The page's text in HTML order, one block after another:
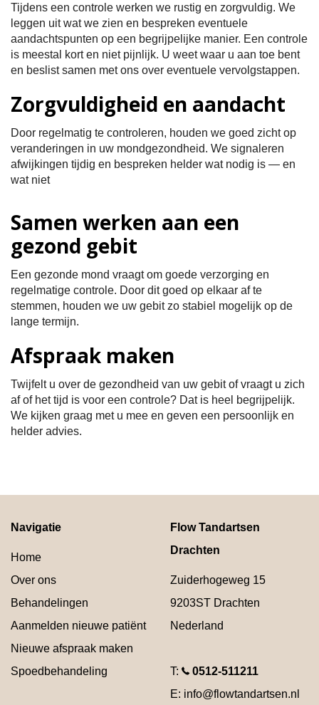
Tijdens een controle werken we rustig en zorgvuldig. We
leggen uit wat we zien en bespreken eventuele
aandachtspunten op een begrijpelijke manier. Een controle
is meestal kort en niet pijnlijk. U weet waar u aan toe bent
en beslist samen met ons over eventuele vervolgstappen.
Zorgvuldigheid en aandacht
Door regelmatig te controleren, houden we goed zicht op
veranderingen in uw mondgezondheid. We signaleren
afwijkingen tijdig en bespreken helder wat nodig is — en
wat niet
Samen werken aan een
gezond gebit
Een gezonde mond vraagt om goede verzorging en
regelmatige controle. Door dit goed op elkaar af te
stemmen, houden we uw gebit zo stabiel mogelijk op de
lange termijn.
Afspraak maken
Twijfelt u over de gezondheid van uw gebit of vraagt u zich
af of het tijd is voor een controle? Dat is heel begrijpelijk.
We kijken graag met u mee en geven een persoonlijk en
helder advies.
Navigatie
Home
Over ons
Behandelingen
Aanmelden nieuwe patiënt
Nieuwe afspraak maken
Spoedbehandeling
Flow Tandartsen
Drachten
Zuiderhogeweg 15
9203ST Drachten
Nederland
T:
0512-511211
E: info@flowtandartsen.nl